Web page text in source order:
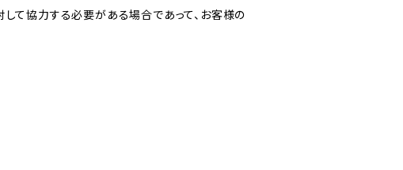
て協力する必要がある場合であって、お客様の